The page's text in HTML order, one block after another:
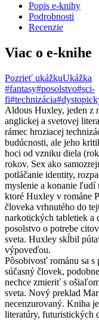
Popis e-knihy
Podrobnosti
Recenzie
Viac o e-knihe
Pozrieť ukážkuUkážka
#fantasy#posolstvo#sci-
fi#technizácia
Aldous Huxley, jeden z
anglickej a svetovej
rámec hroziacej
budúcnosti, ale jeho
hoci od vzniku diela
rokov. Sex ako
potláčanie identity,
myslenie a konanie ľudí
ktoré Huxley v románe
človeka vrhnutého do
narkotických tabletiek a
posolstvo o potrebe
sveta. Huxley skĺbil
výpoveďou.
Pôsobivosť románu sa s
súčasný človek,
nechce zmieriť s
sveta. Nový preklad
necenzurovaný. Kniha
literatúry, futuristických